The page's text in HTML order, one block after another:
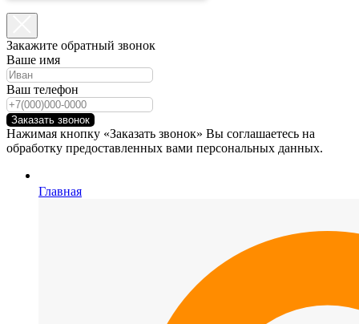
Закажите обратный звонок
Ваше имя
Ваш телефон
Заказать звонок
Нажимая кнопку «Заказать звонок» Вы соглашаетесь на
обработку предоставленных вами персональных данных.
Главная